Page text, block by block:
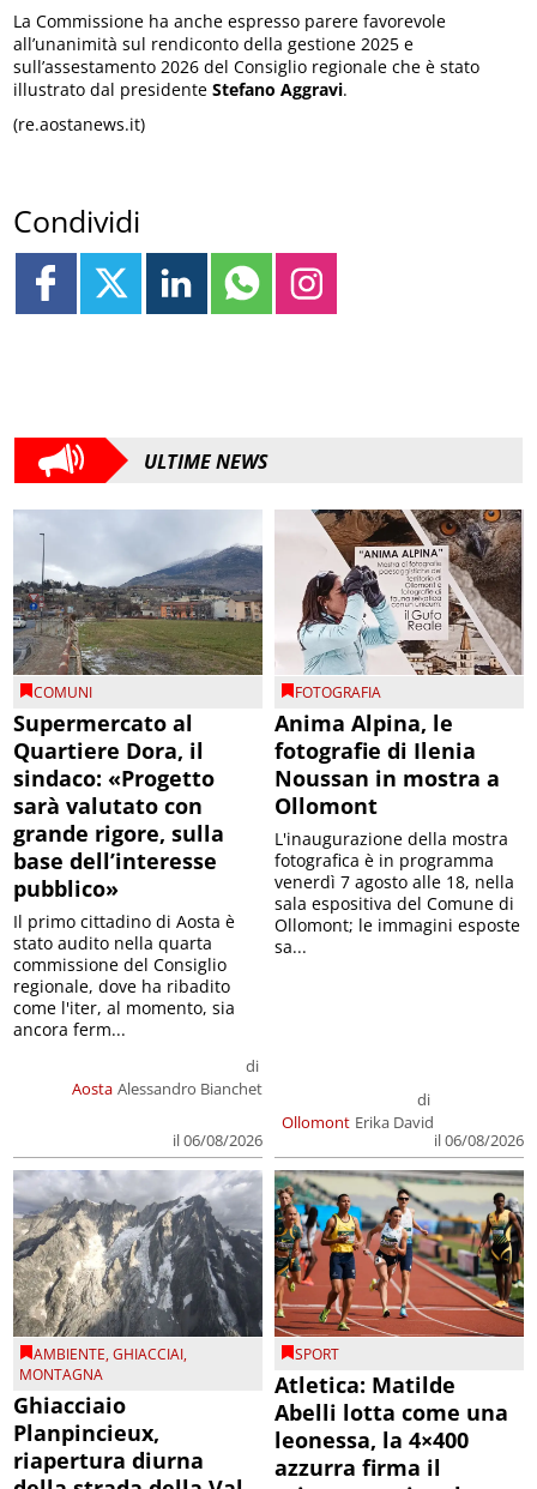
La Commissione ha anche espresso parere favorevole
all’unanimità sul rendiconto della gestione 2025 e
sull’assestamento 2026 del Consiglio regionale che è stato
illustrato dal presidenteStefano Aggravi.
(re.aostanews.it)
Condividi
ULTIME NEWS
COMUNI
Supermercato al
Quartiere Dora, il
sindaco: «Progetto
sarà valutato con
grande rigore, sulla
base dell’interesse
pubblico»
Aosta
di
Alessandro Bianchet
il 06/08/2026
Il primo cittadino di Aosta è
stato audito nella quarta
commissione del Consiglio
regionale, dove ha ribadito
come l'iter, al momento, sia
ancora ferm...
FOTOGRAFIA
Anima Alpina, le
fotografie di Ilenia
Noussan in mostra a
Ollomont
Ollomont
di
Erika David
il 06/08/2026
L'inaugurazione della mostra
fotografica è in programma
venerdì 7 agosto alle 18, nella
sala espositiva del Comune di
Ollomont; le immagini esposte
sa...
AMBIENTE,GHIACCIAI,
MONTAGNA
Ghiacciaio
Planpincieux,
riapertura diurna
SPORT
Atletica: Matilde
Abelli lotta come una
leonessa, la 4×400
azzurra firma il